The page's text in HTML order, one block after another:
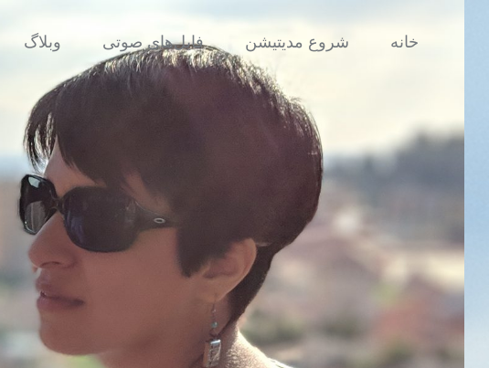
خانه شروع مدیتیشن فایل‌های صوتی وبلاگ
ذهن‌آگاهی به
تنها لحظه‌ای که